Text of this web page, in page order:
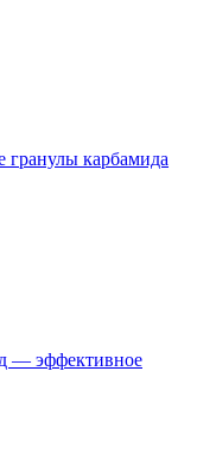
гранулы карбамида
— эффективное